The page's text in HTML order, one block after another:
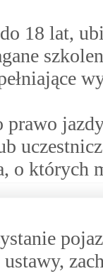
18 lat,
prawo
o których